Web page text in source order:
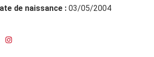
de naissance :03/05/2004